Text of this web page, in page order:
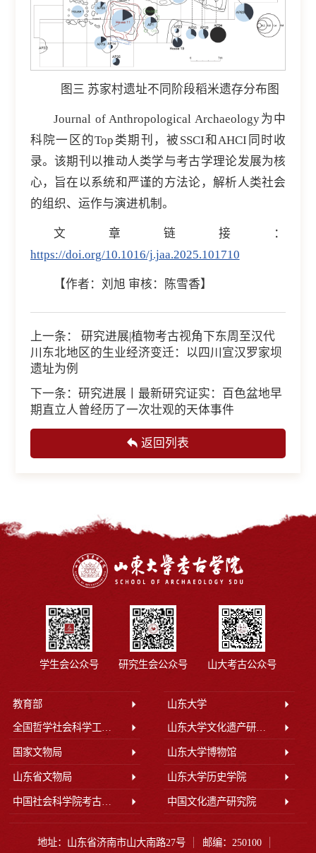
图三 苏家村遗址不同阶段稻米遗存分布图
Journal of Anthropological Archaeology为中
科院一区的Top类期刊，被SSCI和AHCI同时收
录。该期刊以推动人类学与考古学理论发展为核
心，旨在以系统和严谨的方法论，解析人类社会
的组织、运作与演进机制。
文章链接：
https://doi.org/10.1016/j.jaa.2025.101710
【作者：刘旭 审核：陈雪香】
上一条：
研究进展|植物考古视角下东周至汉代
川东北地区的生业经济变迁：以四川宣汉罗家坝
遗址为例
下一条： 研究进展丨最新研究证实：百色盆地早
期直立人曾经历了一次壮观的天体事件
返回列表
学生会公众号 研究生会公众号 山大考古公众号
教育部 山东大学
全国哲学社会科学工作办公室 山东大学文化遗产研究院
国家文物局 山东大学博物馆
山东省文物局 山东大学历史学院
中国社会科学院考古研究所 中国文化遗产研究院
地址：山东省济南市山大南路27号 邮编：250100